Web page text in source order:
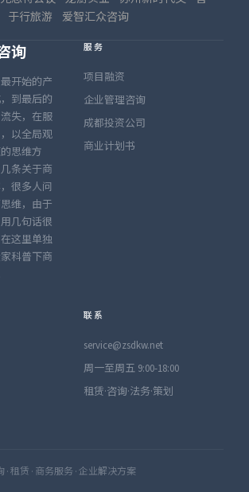
于行旅游
爱智汇众咨询
询
开始的产
到最后的
失，在服
以全局观
思维方
条关于商
很多人问
维，由于
几句话很
这里单独
科普下商
服务
项目融资
企业管理咨询
成都投资公司
商业计划书
联系
service@zsdkw.net
周一至周五 9:00-18:00
租赁·咨询·法务·策划
租赁 · 商务服务 · 企业解决方案